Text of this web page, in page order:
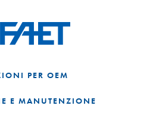
PER OEM
E MANUTENZIONE